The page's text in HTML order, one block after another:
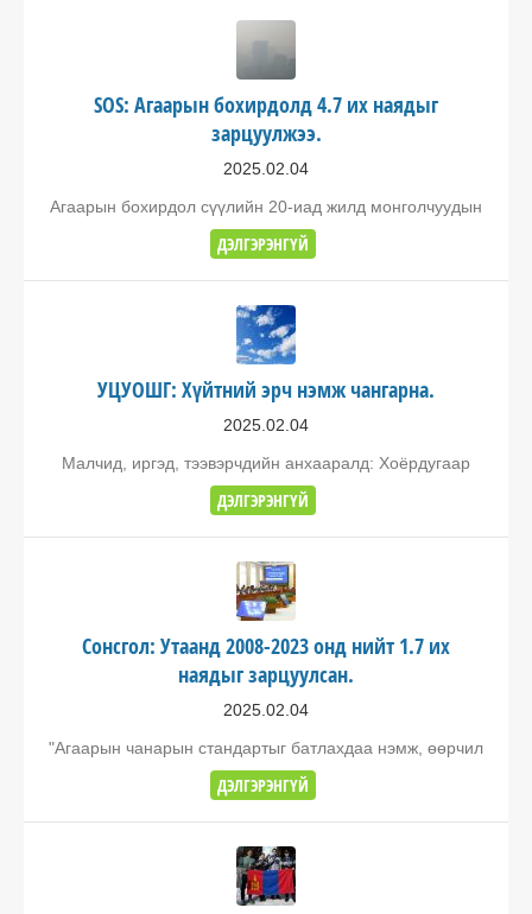
SOS: Агаарын бохирдолд 4.7 их наядыг
зарцуулжээ.
2025.02.04
Агаарын бохирдол сүүлийн 20-иад жилд монголчуудын
ДЭЛГЭРЭНГҮЙ
УЦУОШГ: Хүйтний эрч нэмж чангарна.
2025.02.04
Малчид, иргэд, тээвэрчдийн анхааралд: Хоёрдугаар
ДЭЛГЭРЭНГҮЙ
Сонсгол: Утаанд 2008-2023 онд нийт 1.7 их
наядыг зарцуулсан.
2025.02.04
"Агаарын чанарын стандартыг батлахдаа нэмж, өөрчил
ДЭЛГЭРЭНГҮЙ